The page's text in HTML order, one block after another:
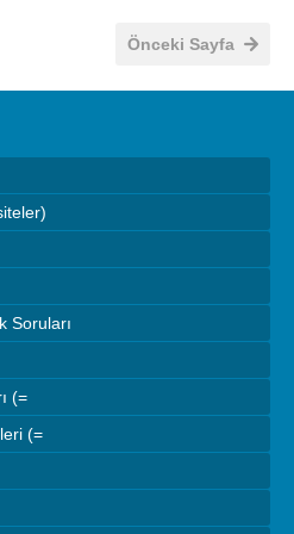
Önceki Sayfa
Soruları
(=
(=